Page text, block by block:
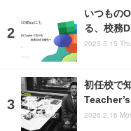
いつもの
る、校務
2025.5.15
初任校で
2026.2.16